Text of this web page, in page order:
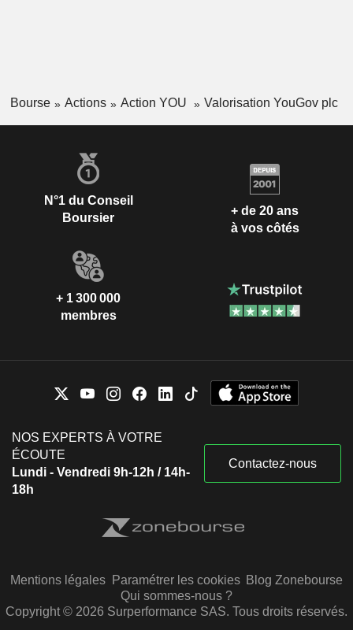
Bourse Actions Action YOU Valorisation YouGov plc
N°1 du Conseil
Boursier
+ de 20 ans
à vos côtés
+ 1 300 000
membres
NOS EXPERTS À VOTRE
ÉCOUTE
Lundi - Vendredi 9h-12h / 14h-
18h
Contactez-nous
Mentions légales Paramétrer les cookies Blog Zonebourse
Qui sommes-nous ?
Copyright © 2026 Surperformance SAS. Tous droits réservés.